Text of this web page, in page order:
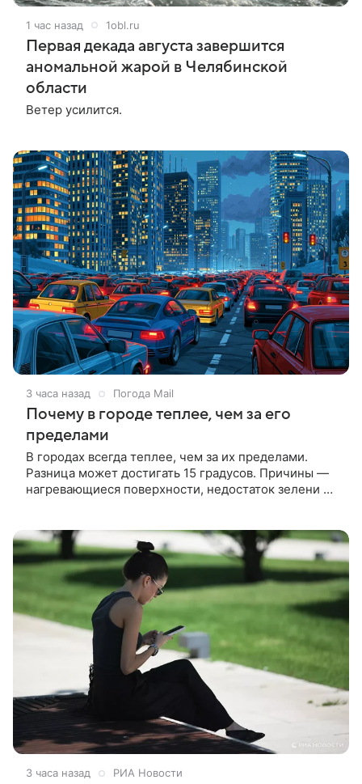
1 час назад 1obl.ru
Первая декада августа завершится
аномальной жарой в Челябинской
области
Ветер усилится.
3 часа назад Погода Mail
Почему в городе теплее, чем за его
пределами
В городах всегда теплее, чем за их пределами.
Разница может достигать 15 градусов. Причины —
нагревающиеся поверхности, недостаток зелени и
3 часа назад РИА Новости